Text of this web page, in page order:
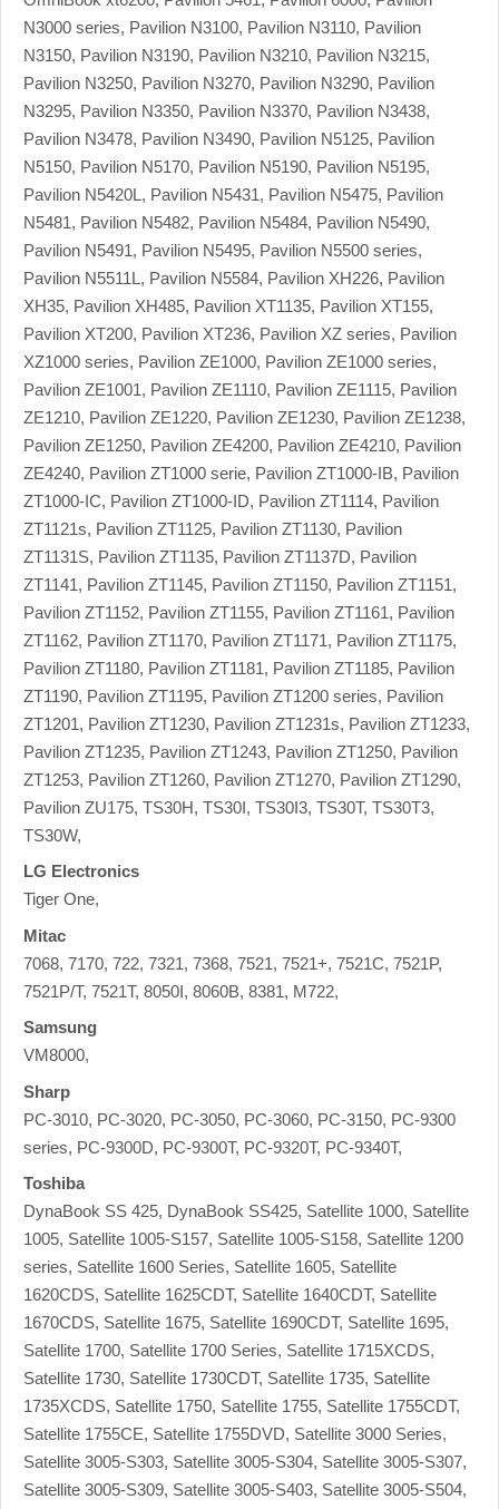
N3000 series, Pavilion N3100, Pavilion N3110, Pavilion
N3150, Pavilion N3190, Pavilion N3210, Pavilion N3215,
Pavilion N3250, Pavilion N3270, Pavilion N3290, Pavilion
N3295, Pavilion N3350, Pavilion N3370, Pavilion N3438,
Pavilion N3478, Pavilion N3490, Pavilion N5125, Pavilion
N5150, Pavilion N5170, Pavilion N5190, Pavilion N5195,
Pavilion N5420L, Pavilion N5431, Pavilion N5475, Pavilion
N5481, Pavilion N5482, Pavilion N5484, Pavilion N5490,
Pavilion N5491, Pavilion N5495, Pavilion N5500 series,
Pavilion N5511L, Pavilion N5584, Pavilion XH226, Pavilion
XH35, Pavilion XH485, Pavilion XT1135, Pavilion XT155,
Pavilion XT200, Pavilion XT236, Pavilion XZ series, Pavilion
XZ1000 series, Pavilion ZE1000, Pavilion ZE1000 series,
Pavilion ZE1001, Pavilion ZE1110, Pavilion ZE1115, Pavilion
ZE1210, Pavilion ZE1220, Pavilion ZE1230, Pavilion ZE1238,
Pavilion ZE1250, Pavilion ZE4200, Pavilion ZE4210, Pavilion
ZE4240, Pavilion ZT1000 serie, Pavilion ZT1000-IB, Pavilion
ZT1000-IC, Pavilion ZT1000-ID, Pavilion ZT1114, Pavilion
ZT1121s, Pavilion ZT1125, Pavilion ZT1130, Pavilion
ZT1131S, Pavilion ZT1135, Pavilion ZT1137D, Pavilion
ZT1141, Pavilion ZT1145, Pavilion ZT1150, Pavilion ZT1151,
Pavilion ZT1152, Pavilion ZT1155, Pavilion ZT1161, Pavilion
ZT1162, Pavilion ZT1170, Pavilion ZT1171, Pavilion ZT1175,
Pavilion ZT1180, Pavilion ZT1181, Pavilion ZT1185, Pavilion
ZT1190, Pavilion ZT1195, Pavilion ZT1200 series, Pavilion
ZT1201, Pavilion ZT1230, Pavilion ZT1231s, Pavilion ZT1233,
Pavilion ZT1235, Pavilion ZT1243, Pavilion ZT1250, Pavilion
ZT1253, Pavilion ZT1260, Pavilion ZT1270, Pavilion ZT1290,
Pavilion ZU175, TS30H, TS30I, TS30I3, TS30T, TS30T3,
TS30W,
LG Electronics
Tiger One,
Mitac
7068, 7170, 722, 7321, 7368, 7521, 7521+, 7521C, 7521P,
7521P/T, 7521T, 8050I, 8060B, 8381, M722,
Samsung
VM8000,
Sharp
PC-3010, PC-3020, PC-3050, PC-3060, PC-3150, PC-9300
series, PC-9300D, PC-9300T, PC-9320T, PC-9340T,
Toshiba
DynaBook SS 425, DynaBook SS425, Satellite 1000, Satellite
1005, Satellite 1005-S157, Satellite 1005-S158, Satellite 1200
series, Satellite 1600 Series, Satellite 1605, Satellite
1620CDS, Satellite 1625CDT, Satellite 1640CDT, Satellite
1670CDS, Satellite 1675, Satellite 1690CDT, Satellite 1695,
Satellite 1700, Satellite 1700 Series, Satellite 1715XCDS,
Satellite 1730, Satellite 1730CDT, Satellite 1735, Satellite
1735XCDS, Satellite 1750, Satellite 1755, Satellite 1755CDT,
Satellite 1755CE, Satellite 1755DVD, Satellite 3000 Series,
Satellite 3005-S303, Satellite 3005-S304, Satellite 3005-S307,
Satellite 3005-S309, Satellite 3005-S403, Satellite 3005-S504,